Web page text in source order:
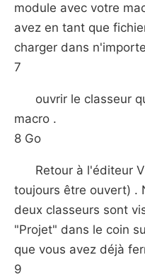
module avec votre
avez en tant que
charger dans
7
ouvrir le classeur
macro .
8 Go
Retour à l'éditeur
toujours être ouvert) .
deux classeurs sont
"Projet" dans le coin
que vous avez déjà
9